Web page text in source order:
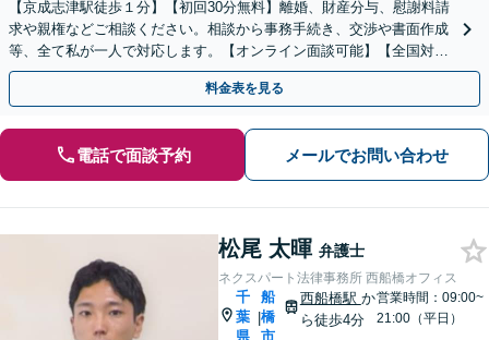
【京成志津駅徒歩１分】【初回30分無料】離婚、財産分与、慰謝料請
求や親権などご相談ください。相談から事務手続き、交渉や書面作成
等、全て私が一人で対応します。【オンライン面談可能】【全国対
応】
料金表を見る
電話で面談予約 メールでお問い合わせ
松尾 太暉 弁護士
ネクスパート法律事務所 西船橋オフィス
千
葉
県
|
船
橋
市
西船橋駅 か
ら徒歩4分
営業時間：09:00~
21:00（平日）